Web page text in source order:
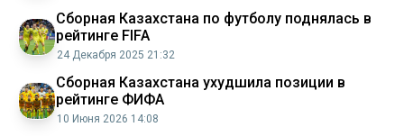
Сборная Казахстана по футболу поднялась в
рейтинге FIFA
24 Декабря 2025 21:32
Сборная Казахстана ухудшила позиции в
рейтинге ФИФА
10 Июня 2026 14:08